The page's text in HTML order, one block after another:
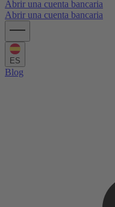
Abrir una cuenta bancaria
Abrir una cuenta bancaria
ES
Blog